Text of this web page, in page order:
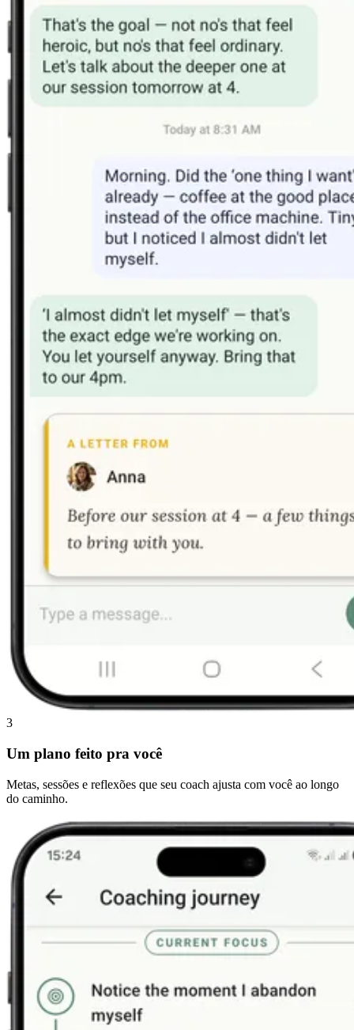
3
Um plano feito pra você
Metas, sessões e reflexões que seu coach ajusta com você ao longo
do caminho.